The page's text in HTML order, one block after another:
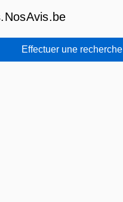
Effectuer une recherche